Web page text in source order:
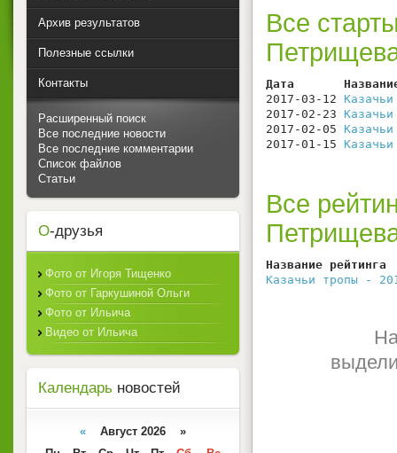
Все
Дата
2017-03-12
2017-02-23
2017-02-05
2017-01-15
Все
Название
Казачьи тропы -
Архив результатов
Полезные ссылки
Контакты
Расширенный поиск
Все последние новости
Все последние комментарии
Список файлов
Статьи
О-друзья
Фото от Игоря Тищенко
Фото от Гаркушиной Ольги
Фото от Ильича
Видео от Ильича
Календарь новостей
« Август 2026 »